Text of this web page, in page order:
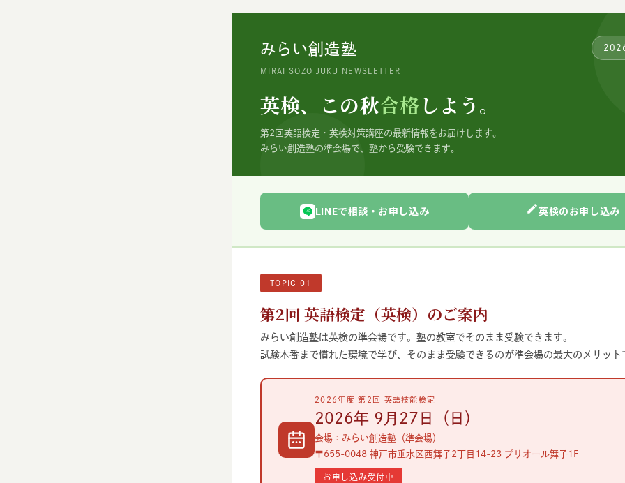
みらい創造塾
MIRAI SOZO JUKU NEWSLETTER
英検、この秋合格しよう。
第2回英語検定・英検対策講座の最新情報をお届けします。
みらい創造塾の準会場で、塾から受験できます。
LINEで相談・お申し込み 英検のお申し込み
TOPIC 01
第2回 英語検定（英検）のご案内
みらい創造塾は英検の準会場です。塾の教室でそのまま受験できます。
試験本番まで慣れた環境で学び、そのまま受験できるのが準会場の最大のメリット
2026年度 第2回 英語技能検定
2026年 9月27日（日）
会場：みらい創造塾（準会場）
〒655-0048 神戸市垂水区西舞子2丁目14-23 プリオール舞子1F
お申し込み受付中